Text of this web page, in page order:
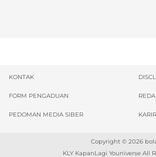
KONTAK
FORM PENGADUAN
PEDOMAN MEDIA SIBER KARIR
Copyright © 2026
KLY KapanLagi Youniverse All